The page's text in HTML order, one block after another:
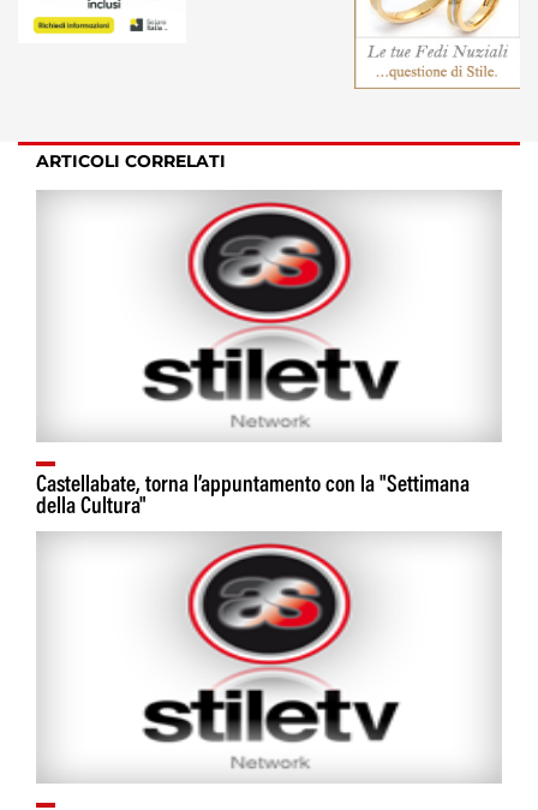
ARTICOLI CORRELATI
Castellabate, torna l’appuntamento con la "Settimana
della Cultura"